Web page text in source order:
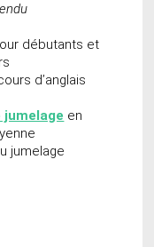
débutants et
d’anglais
jumelage en
jumelage